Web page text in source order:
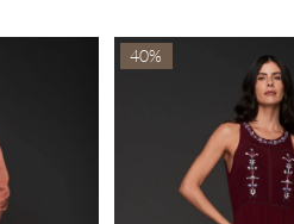
38
40%